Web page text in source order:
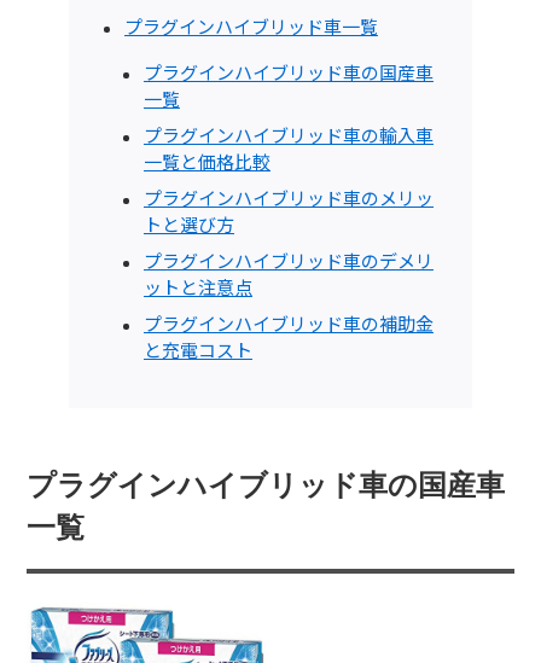
プラグインハイブリッド車一覧
プラグインハイブリッド車の国産車
一覧
プラグインハイブリッド車の輸入車
一覧と価格比較
プラグインハイブリッド車のメリッ
トと選び方
プラグインハイブリッド車のデメリ
ットと注意点
プラグインハイブリッド車の補助金
と充電コスト
プラグインハイブリッド車の国産車
一覧